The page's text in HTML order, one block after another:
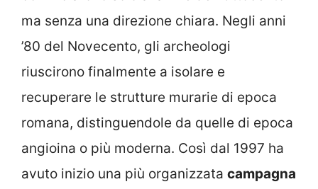
ma senza una direzione chiara. Negli anni
’80 del Novecento, gli archeologi
riuscirono finalmente a isolare e
recuperare le strutture murarie di epoca
romana, distinguendole da quelle di epoca
angioina o più moderna. Così dal 1997 ha
avuto inizio una più organizzata campagna